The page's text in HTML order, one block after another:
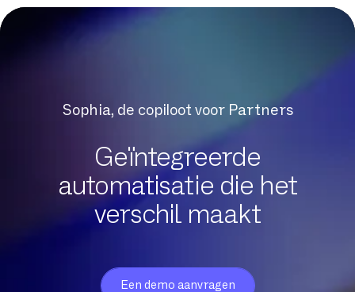
Dedicated glasvezel
Downloadsnelheid
Exchange Online
FTP
Firewall per sessie
Sophia, de copiloot voor Partners
Geïntegreerde
automatisatie die het
verschil maakt
Een demo aanvragen